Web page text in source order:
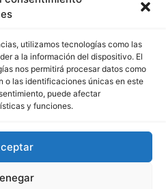
utilizamos tecnologías como las
a la información del dispositivo. El
nos permitirá procesar datos como
o las identificaciones únicas en este
puede afectar
y funciones.
DIR3: L01181400